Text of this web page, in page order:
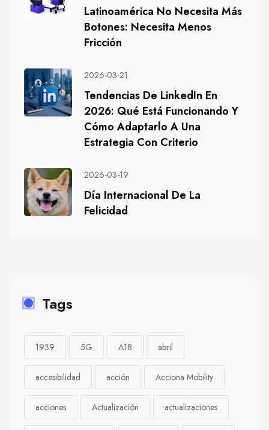
Latinoamérica No Necesita Más
Botones: Necesita Menos
Fricción
2026-03-21
Tendencias De LinkedIn En
2026: Qué Está Funcionando Y
Cómo Adaptarlo A Una
Estrategia Con Criterio
2026-03-19
Día Internacional De La
Felicidad
Tags
1939 5G A18 abril
accesibilidad acción Acciona Mobility
acciones Actualización actualizaciones